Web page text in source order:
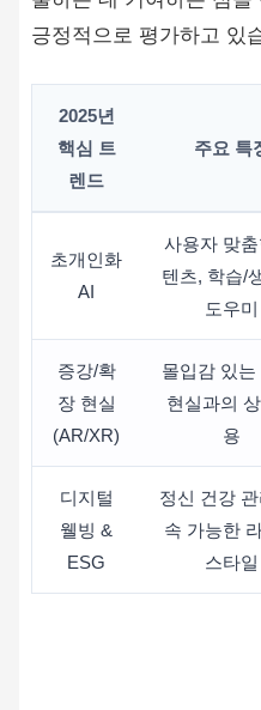
긍정적으로 평가하고 있
2025년
핵심 트
렌드
주요 특
초개인화
AI
사용자 맞
텐츠, 학습/
도우미
증강/확
장 현실
(AR/XR)
몰입감 있는
현실과의
용
디지털
웰빙 &
ESG
정신 건강
속 가능한
스타일